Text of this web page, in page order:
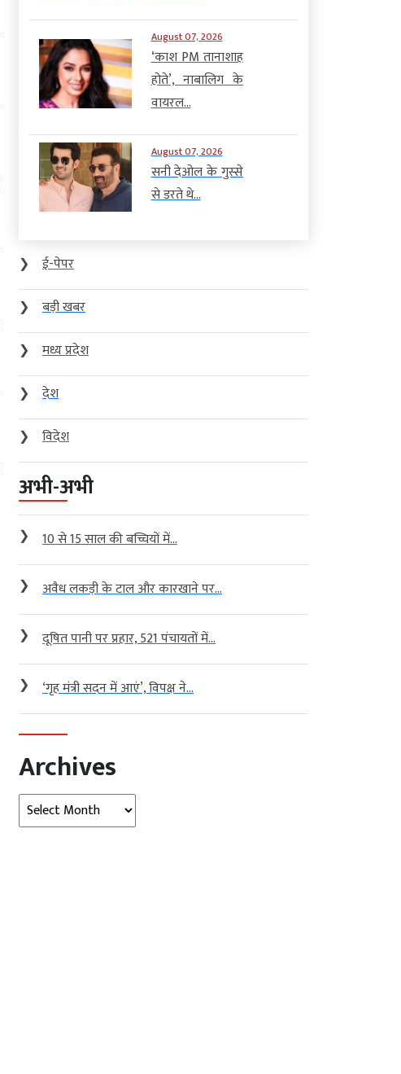
August 07, 2026
‘काश PM तानाशाह
होते’, नाबालिग के
वायरल...
August 07, 2026
सनी देओल के गुस्से
से डरते थे...
❯
ई-पेपर
❯
बड़ी खबर
❯
मध्य प्रदेश
❯
देश
❯
विदेश
अभी-अभी
❯ 10 से 15 साल की बच्चियों में...
❯ अवैध लकड़ी के टाल और कारखाने पर...
❯ दूषित पानी पर प्रहार, 521 पंचायतों में...
❯ ‘गृह मंत्री सदन में आएं’, विपक्ष ने...
Archives
Archives